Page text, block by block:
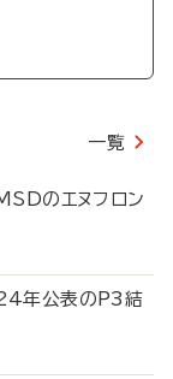
一覧
のエヌフロン
年公表のP3結